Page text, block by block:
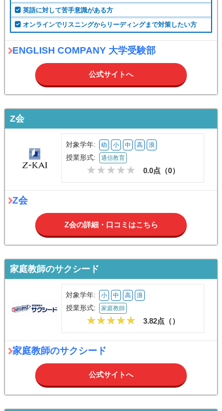
英語に対して苦手意識がある方
オンラインでリスニングからリーディングまで対策したい方
ENGLISH COMPANY 大学受験部
公式サイトへ
Z会
対象学年: 幼 小 中 高 浪
授業形式: 通信教育
0.0点（0）
Z会
Z会の詳細・口コミはこちら
家庭教師のサクシード
対象学年: 小 中 高 浪
授業形式: 家庭教師
3.82点（）
家庭教師のサクシード
公式サイトへ